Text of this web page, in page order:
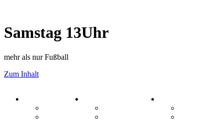
Samstag 13Uhr
mehr als nur Fußball
Zum Inhalt